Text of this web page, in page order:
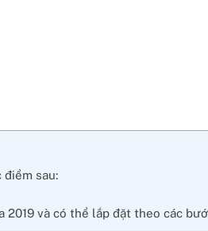
điểm sau:
và có thể lắp đặt theo các